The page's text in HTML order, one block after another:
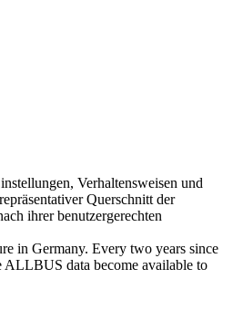
Verhaltensweisen und
Querschnitt der
ihrer benutzergerechten
in Germany. Every two years since
ALLBUS data become available to